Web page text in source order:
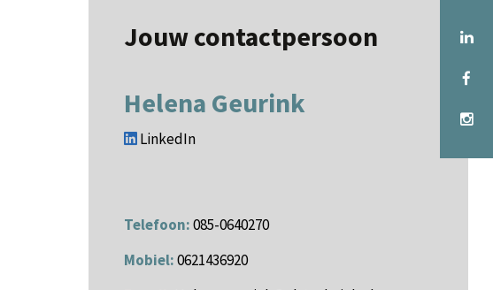
Jouw contactpersoon
Helena Geurink
LinkedIn
Telefoon:085-0640270
Mobiel:0621436920